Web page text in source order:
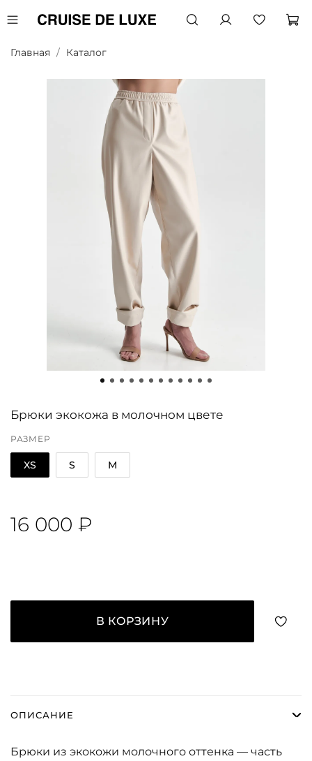
Главная Каталог
Брюки экокожа в молочном цвете
РАЗМЕР
XS S M
16 000 ₽
В КОРЗИНУ
ОПИСАНИЕ
Брюки из экокожи молочного оттенка — часть